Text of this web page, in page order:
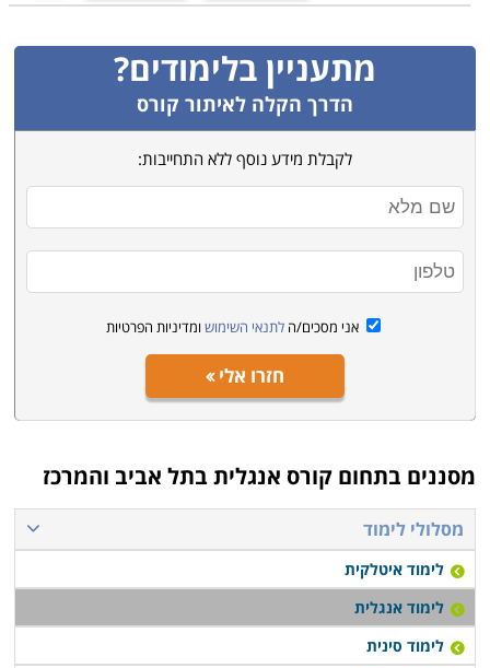
מתעניין בלימודים?
הדרך הקלה לאיתור קורס
לקבלת מידע נוסף ללא התחייבות:
אני מסכים/ה לתנאי השימוש ומדיניות הפרטיות
חזרו אלי
מסננים בתחום קורס אנגלית בתל אביב והמרכז
מסלולי לימוד
לימוד איטלקית
לימוד אנגלית
לימוד סינית